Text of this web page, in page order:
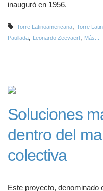
inauguró en 1956.
Torre Latinoamericana, Torre
Paullada, Leonardo Zeevaert, Más...
Soluciones
dentro del
colectiva
Este proyecto, denominado